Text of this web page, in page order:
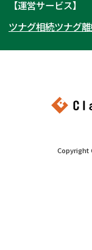
秋田県
福島県
埼玉県
茨城県
愛知県
岐阜県
関西
大阪府
北陸・甲信越
九州・沖縄
相続手続き
家族信託
不動産評価(相
【運営サービス】
ツナグ相続ツナグ
Copyright